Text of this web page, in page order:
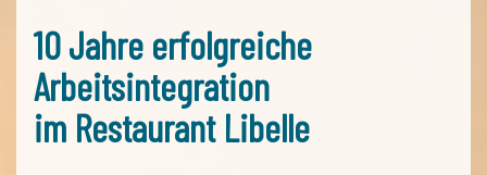
10 Jahre erfolgreiche
Arbeitsintegration
im Restaurant Libelle